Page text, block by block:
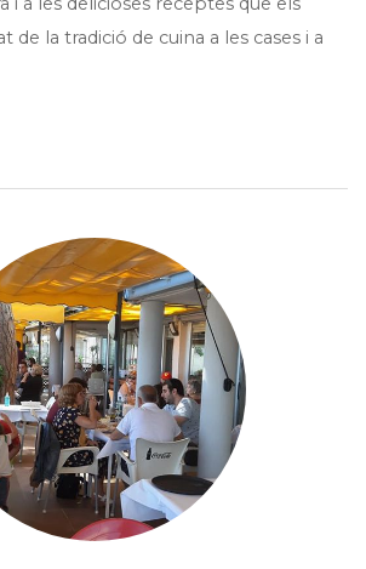
de la tradició de cuina a les cases i a